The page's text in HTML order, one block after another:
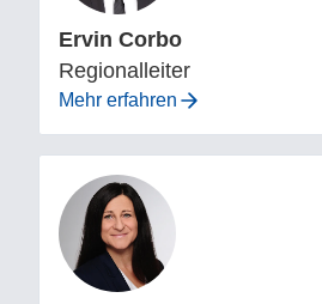
Ervin Corbo
Regionalleiter
Mehr erfahren